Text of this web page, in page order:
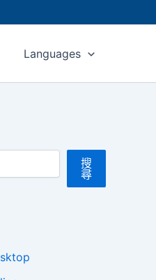
Languages
搜
尋